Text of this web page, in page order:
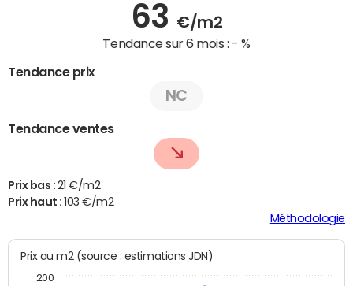
63 €/m2
Tendance sur 6 mois : - %
Tendance prix
NC
Tendance ventes
Prix bas : 21 €/m2
Prix haut : 103 €/m2
Méthodologie
Prix au m2 (source : estimations JDN)
200